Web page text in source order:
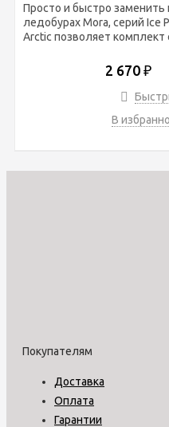
Просто и быстро
ледобурах Mora, серий Ice
Arctic позволяет
2 670 ₽
В
Покупателям
Доставка
Оплата
Гарантии